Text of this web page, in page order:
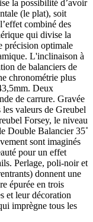
la possibilité d’avoir
(le plat), soit
combiné des
qui divise la
précision optimale
L'inclinaison à
de balanciers de
chronométrie plus
Deux
de carrure. Gravée
valeurs de Greubel
Forsey, le niveau
Double Balancier 35˚
sont imaginés
pour un effet
Perlage, poli‐noir et
donnent une
épurée en trois
et leur décoration
imprègne tous les